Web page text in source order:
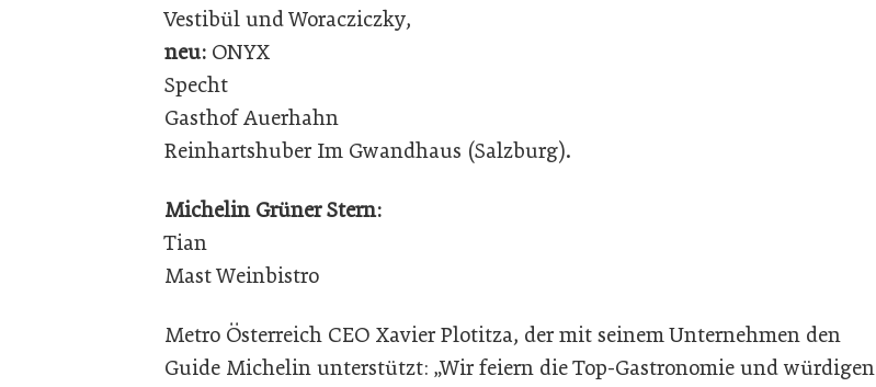
Vestibül und Woracziczky,
neu: ONYX
Specht
Gasthof Auerhahn
Reinhartshuber Im Gwandhaus (Salzburg).
Michelin Grüner Stern:
Tian
Mast Weinbistro
Metro Österreich CEO Xavier Plotitza, der mit seinem Unternehmen den
Guide Michelin unterstützt: „Wir feiern die Top-Gastronomie und würdigen